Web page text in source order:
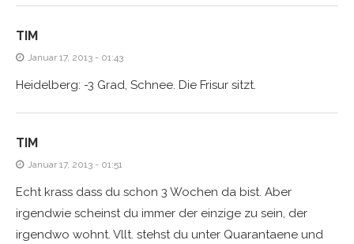
TIM
Januar 17, 2013 - 01:43
Heidelberg: -3 Grad, Schnee. Die Frisur sitzt.
TIM
Januar 17, 2013 - 01:51
Echt krass dass du schon 3 Wochen da bist. Aber
irgendwie scheinst du immer der einzige zu sein, der
irgendwo wohnt. Vllt. stehst du unter Quarantaene und